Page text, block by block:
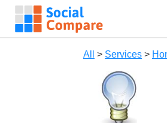
All > Services >